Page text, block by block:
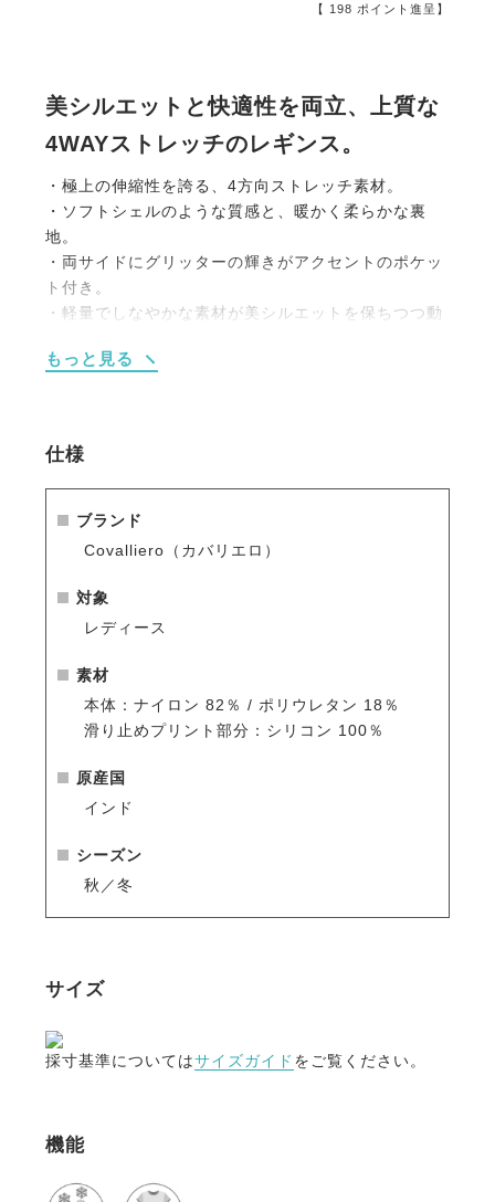
【 198 ポイント進呈】
美シルエットと快適性を両立、上質な
4WAYストレッチのレギンス。
・極上の伸縮性を誇る、4方向ストレッチ素材。
・ソフトシェルのような質感と、暖かく柔らかな裏
地。
・両サイドにグリッターの輝きがアクセントのポケッ
ト付き。
・軽量でしなやかな素材が美シルエットを保ちつつ動
・通気性と体温調節機能で、快適さを長時間キープ。
※シーズン品のため入荷数が少なく再販はありません
のでお早めのご注文をお勧めします。
人気商品はすぐに完売となりますので、新商品をいち
早くご案内している
メールマガジン
もっと見る
仕様
ブランド
Covalliero（カバリエロ）
対象
レディース
素材
本体：ナイロン 82％ / ポリウレタン 18％
滑り止めプリント部分：シリコン 100％
原産国
インド
シーズン
秋／冬
サイズ
採寸基準についてはサイズガイド をご覧ください。
機能